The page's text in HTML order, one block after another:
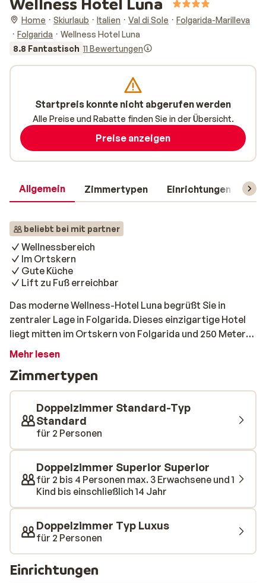
Home Skiurlaub Italien Val di Sole
Folgarida-Marilleva
Folgarida
Wellness Hotel Luna
8.8 Fantastisch 11 Bewertungen
Allgemein Zimmertypen Einrichtungen
beliebt bei mit partner
Wellnessbereich
Im Ortskern
Gute Küche
Lift zu Fuß erreichbar
Das moderne Wellness-Hotel Luna begrüßt Sie in
zentraler Lage in Folgarida. Dieses einzigartige Hotel
liegt mitten im Ortskern von Folgarida und 250 Meter
vom Skilift entfernt. Die Zimmer sind alle geräumig,
Minibar, TV und ein schönes Badezimmer. Außerdem
verfügen alle Zimmer über einen Balkon mit
wunderbarer Aussicht über die Umgebung von
Trentino. Mittags, nach einem schönen Tag auf der
Piste, können Sie in der trendigen Lobby-Bar von Hotel
Luna ein wohlverdientes Getränk genießen. Im
Wellnessbereich können Sie sich wunderbar ausruhen.
Schwimmen Sie ein paar entspannende Bahnen im
schönen, beheizten Hallenbad und relaxen Sie im
Whirlpool. Außerdem können Sie verschiedene
Massagen buchen. In dem stilvollen Restaurant wird
jeden Abend ein 4-Gänge Menü serviert. Die Chefköche
werden Sie jeden Tag überraschen. Sie zaubenr die
besten traditionellen Gerichte mit einem modernen
Twist und leckere (leichte) Desserts für Sie zu.
Mehr lesen
Zimmertypen
Doppelzimmer Standard-Typ
Standard
für 2 Personen
Doppelzimmer Superior Superior
für 2 bis 4 Personen max. 3 Erwachsene und 1
Kind bis einschließlich 14 Jahr
Doppelzimmer Typ Luxus
für 2 Personen
Einrichtungen
Startpreis konnte nicht abgerufen werden
Alle Preise und Rabatte finden Sie in der Übersicht.
Preise anzeigen